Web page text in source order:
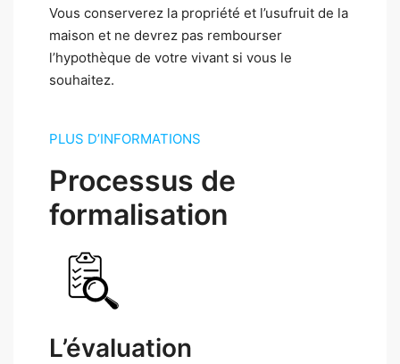
Vous conserverez la propriété et l’usufruit de la
maison et ne devrez pas rembourser
l’hypothèque de votre vivant si vous le
souhaitez.
PLUS D’INFORMATIONS
Processus de
formalisation
L’évaluation